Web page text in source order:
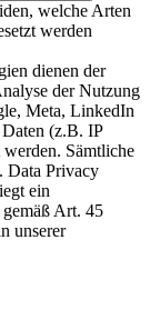
welche Arten
werden
dienen der
der Nutzung
Meta, LinkedIn
(z.B. IP
Sämtliche
Data Privacy
ein
Art. 45
unserer